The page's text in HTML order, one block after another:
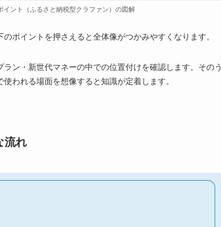
イント（ふるさと納税型クラファン）の図解
ポイントを押さえると全体像がつかみやすくなります。
ン・新世代マネーの中での位置付けを確認します。そのう
われる場面を想像すると知識が定着します。
流れ